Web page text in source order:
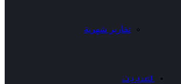
تقارير شهرية
المديريات